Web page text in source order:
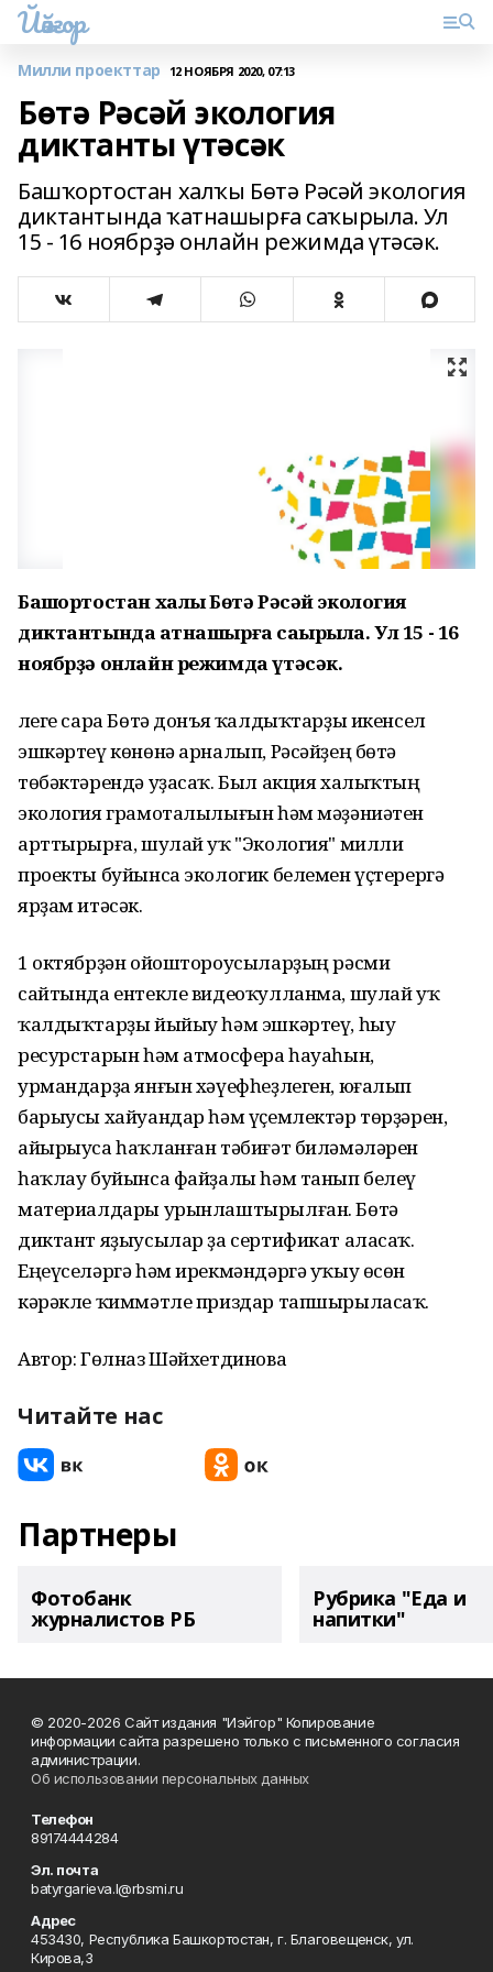
Йәйғор
Милли проекттар 12 НОЯБРЯ 2020, 07:13
Бөтә Рәсәй экология
диктанты үтәсәк
Башҡортостан халҡы Бөтә Рәсәй экология
диктантында ҡатнашырға саҡырыла. Ул
15 - 16 ноябрҙә онлайн режимда үтәсәк.
Башҡортостан халҡы Бөтә Рәсәй экология
диктантында ҡатнашырға саҡырыла. Ул 15 - 16
ноябрҙә онлайн режимда үтәсәк.
Әлеге сара Бөтә донъя ҡалдыҡтарҙы икенсел
эшкәртеү көнөнә арналып, Рәсәйҙең бөтә
төбәктәрендә уҙасаҡ. Был акция халыҡтың
экология грамоталылығын һәм мәҙәниәтен
арттырырға, шулай уҡ "Экология" милли
проекты буйынса экологик белемен үҫтерергә
ярҙам итәсәк.
1 октябрҙән ойоштороусыларҙың рәсми
сайтында ентекле видеоҡулланма, шулай уҡ
ҡалдыҡтарҙы йыйыу һәм эшкәртеү, һыу
ресурстарын һәм атмосфера һауаһын,
урмандарҙа янғын хәүефһеҙлеген, юғалып
барыусы хайуандар һәм үҫемлектәр төрҙәрен,
айырыуса һаҡланған тәбиғәт биләмәләрен
һаҡлау буйынса файҙалы һәм танып белеү
материалдары урынлаштырылған. Бөтә
диктант яҙыусылар ҙа сертификат аласаҡ.
Еңеүселәргә һәм ирекмәндәргә уҡыу өсөн
кәрәкле ҡиммәтле приздар тапшырыласаҡ.
Автор: Гөлназ Шәйхетдинова
Читайте нас
Партнеры
Фотобанк
журналистов РБ
Рубрика "Еда и
напитки"
© 2020-2026 Сайт издания "Иэйгор" Копирование
информации сайта разрешено только с письменного согласия
администрации.
Об использовании персональных данных
Телефон
89174444284
Эл. почта
batyrgarieva.l@rbsmi.ru
Адрес
453430, Республика Башкортостан, г. Благовещенск, ул.
Кирова,3